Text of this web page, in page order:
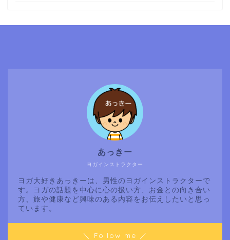
ヨガインストラクター
あっきー
ヨガ大好きあっきーは、男性のヨガインストラクターで
す。ヨガの話題を中心に心の扱い方、お金との向き合い
方、旅や健康など興味のある内容をお伝えしたいと思っ
ています。
＼ Follow me ／